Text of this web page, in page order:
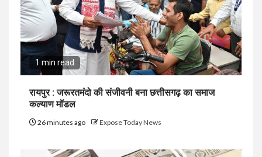
1 min read
रायपुर : जरूरतमंदो की संजीवनी बना छत्तीसगढ़ का समाज
कल्याण मॉडल
26 minutes ago Expose Today News